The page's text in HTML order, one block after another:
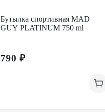
Бутылка спортивная MAD
GUY PLATINUM 750 ml
790 ₽